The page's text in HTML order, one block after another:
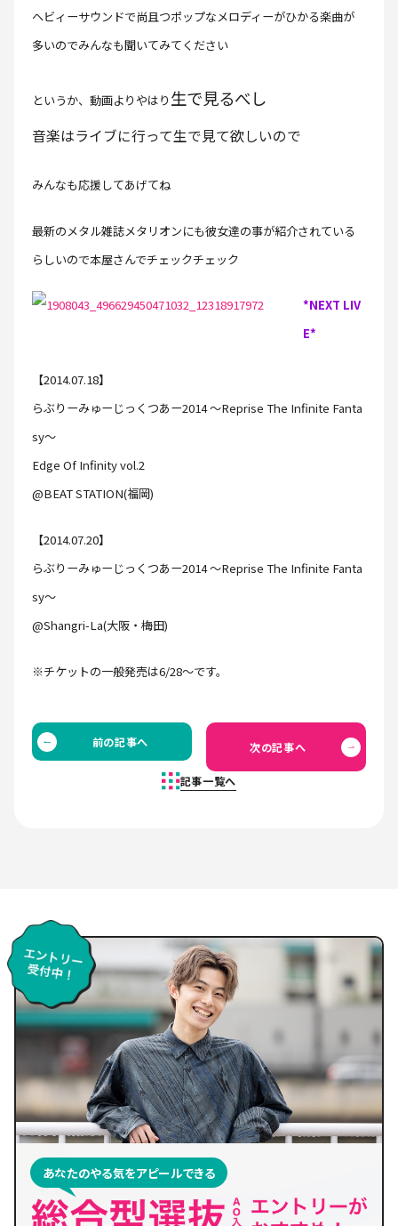
ヘビィーサウンドで尚且つポップなメロディーがひかる楽曲が
多いのでみんなも聞いてみてください
というか、動画よりやはり 生で見るべし
音楽はライブに行って生で見て欲しいので
みんなも応援してあげてね
最新のメタル雑誌メタリオンにも彼女達の事が紹介されている
らしいので本屋さんでチェックチェック
*NEXT LIV
E*
【2014.07.18】
らぶりーみゅーじっくつあー2014 ～Reprise The Infinite Fanta
sy～
Edge Of Infinity vol.2
@BEAT STATION(福岡)
【2014.07.20】
らぶりーみゅーじっくつあー2014 ～Reprise The Infinite Fanta
sy～
@Shangri-La(大阪・梅田)
※チケットの一般発売は6/28〜です。
前の記事へ
記事一覧へ
次の記事へ
あなたのやる気をアピールできる